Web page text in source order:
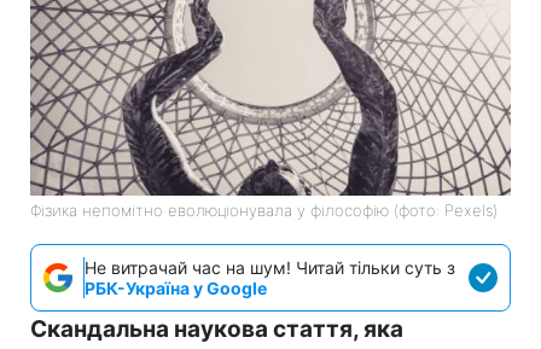
Фізика непомітно еволюціонувала у філософію (фото: Pexels)
Не витрачай час на шум! Читай тільки суть з
РБК-Україна у Google
Скандальна наукова стаття, яка